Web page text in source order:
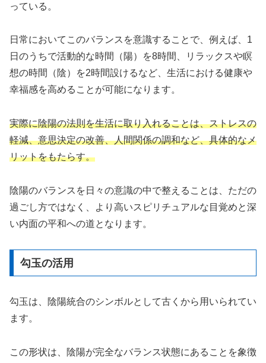
っている。
日常においてこのバランスを意識することで、例えば、1
日のうちで活動的な時間（陽）を8時間、リラックスや瞑
想の時間（陰）を2時間設けるなど、生活における健康や
幸福感を高めることが可能になります。
実際に陰陽の法則を生活に取り入れることは、ストレスの
軽減、意思決定の改善、人間関係の調和など、具体的なメ
リットをもたらす。
陰陽のバランスを日々の意識の中で整えることは、ただの
過ごし方ではなく、より高いスピリチュアルな目覚めと深
い内面の平和への道となります。
勾玉の活用
勾玉は、陰陽統合のシンボルとして古くから用いられてい
ます。
この形状は、陰陽が完全なバランス状態にあることを象徴